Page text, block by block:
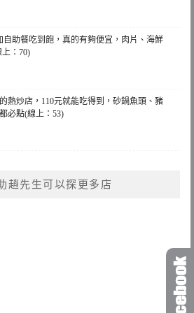
自助餐吃到飽，真的有夠便宜，肉片、海鮮
：70)
熱炒店，110元就能吃得到，砂鍋魚頭、豬
必點(線上：53)
趙先生可以探更多店